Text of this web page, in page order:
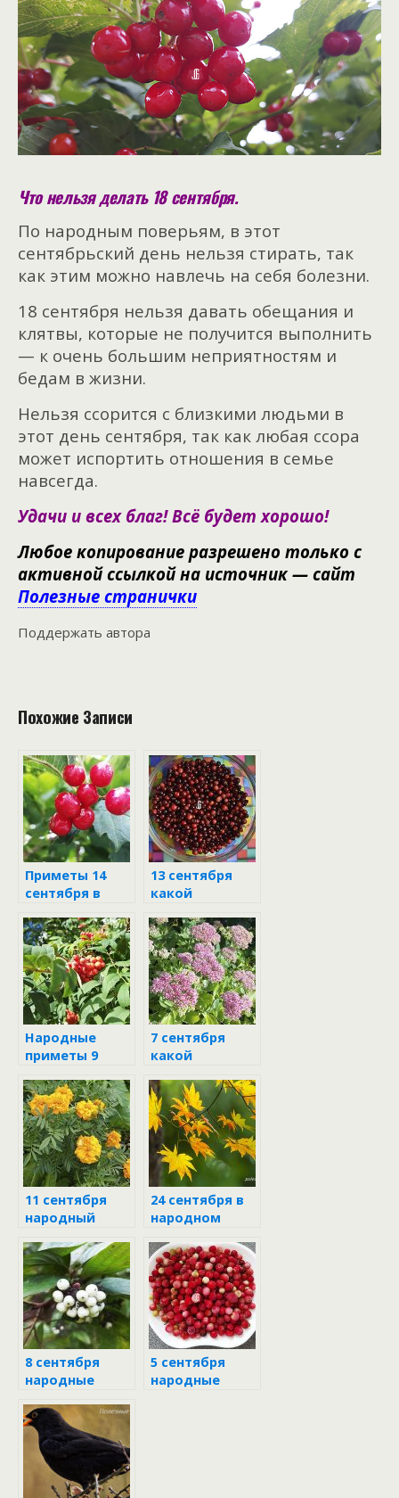
Что нельзя делать 18 сентября.
По народным поверьям, в этот
сентябрьский день нельзя стирать, так
как этим можно навлечь на себя болезни.
18 сентября нельзя давать обещания и
клятвы, которые не получится выполнить
— к очень большим неприятностям и
бедам в жизни.
Нельзя ссорится с близкими людьми в
этот день сентября, так как любая ссора
может испортить отношения в семье
навсегда.
Удачи и всех благ! Всё будет хорошо!
Любое копирование разрешено только с
активной ссылкой на источник — сайт
Полезные странички
Поддержать автора
Похожие Записи
Приметы 14
сентября в
13 сентября
какой
Народные
приметы 9
7 сентября
какой
11 сентября
народный
24 сентября в
народном
8 сентября
народные
5 сентября
народные